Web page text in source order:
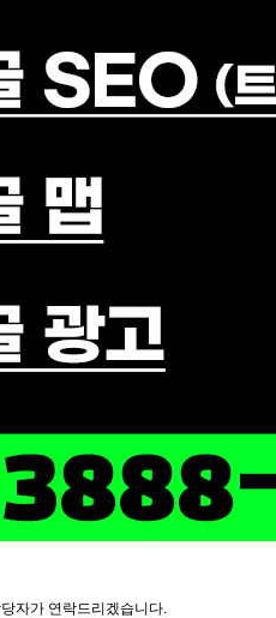
자가 연락드리겠습니다.